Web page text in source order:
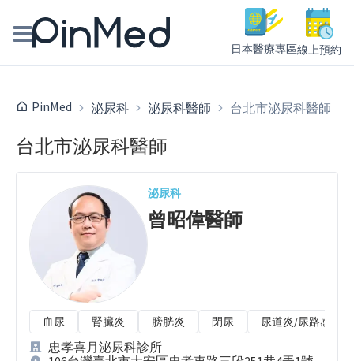
日本醫療專區線上預約
我是醫療人員
PinMed 泌尿科 泌尿科醫師 台北市泌尿科醫師
台北市泌尿科醫師
泌尿科
曾昭偉醫師
血尿 腎臟炎 膀胱炎 閉尿 尿道炎/尿路感染
忠孝喜月泌尿科診所